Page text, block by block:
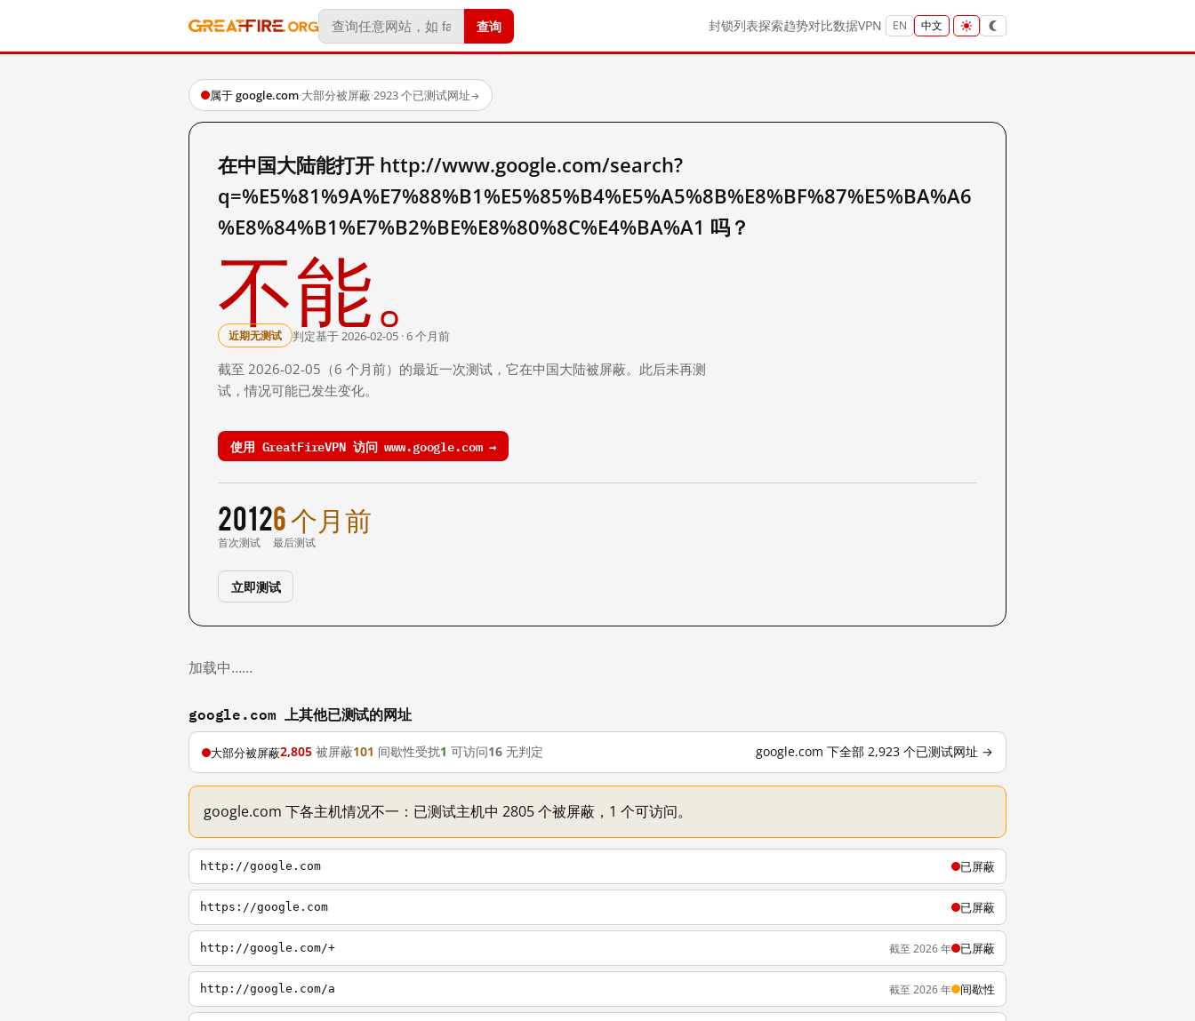
查询 封锁列表探索趋势对比数据VPN EN 中文
属于 google.com·大部分被屏蔽·2923 个已测试网址→
在中国大陆能打开 http://www.google.com/search?
q=%E5%81%9A%E7%88%B1%E5%85%B4%E5%A5%8B%E8%BF%87%E5%BA%A6
%E8%84%B1%E7%B2%BE%E8%80%8C%E4%BA%A1 吗？
不能。
近期无测试 判定基于 2026-02-05 · 6 个月前
截至 2026-02-05（6 个月前）的最近一次测试，它在中国大陆被屏蔽。此后未再测
试，情况可能已发生变化。
使用 GreatFireVPN 访问 www.google.com →
2012
首次测试
6 个月前
最后测试
立即测试
加载中……
google.com 上其他已测试的网址
大部分被屏蔽2,805 被屏蔽101 间歇性受扰1 可访问16 无判定 google.com 下全部 2,923 个已测试网址 →
google.com 下各主机情况不一：已测试主机中 2805 个被屏蔽，1 个可访问。
http://google.com 已屏蔽
https://google.com 已屏蔽
http://google.com/+ 截至 2026 年 已屏蔽
http://google.com/a 截至 2026 年 间歇性